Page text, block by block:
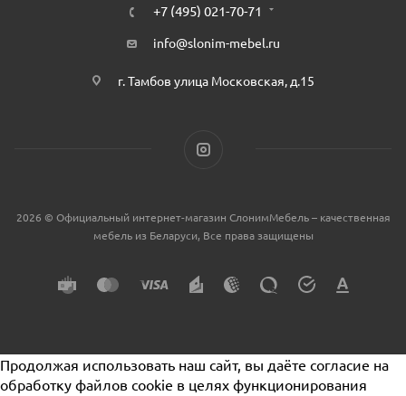
+7 (495) 021-70-71
info@slonim-mebel.ru
г. Тамбов улица Московская, д.15
2026 © Официальный интернет-магазин СлонимМебель – качественная
мебель из Беларуси, Все права защищены
Продолжая использовать наш сайт, вы даёте согласие на
обработку файлов cookie в целях функционирования